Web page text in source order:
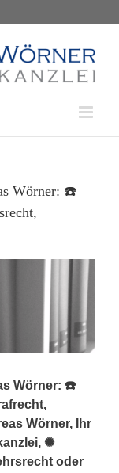
Wörner: ☎️
Wörner: ☎️
Wörner, Ihr
✺
oder